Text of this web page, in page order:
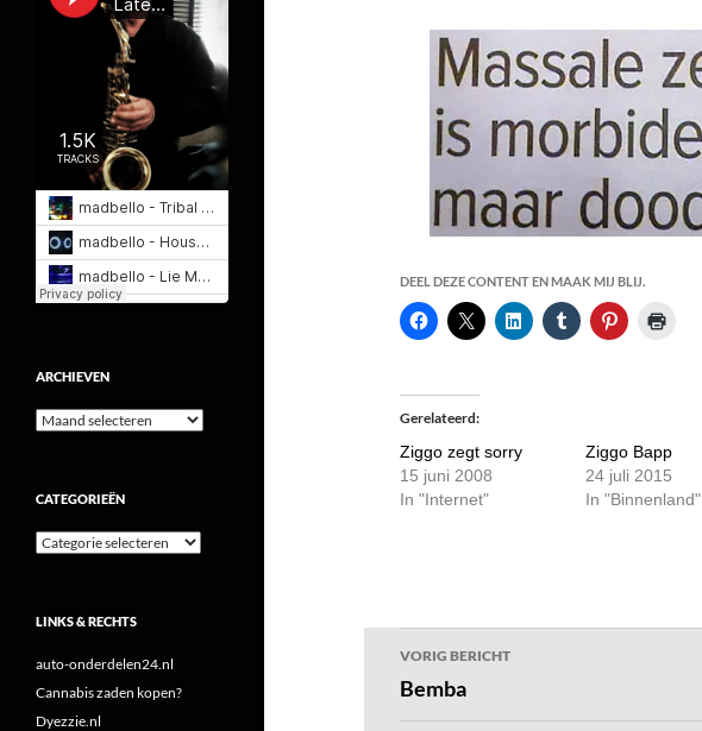
DEEL DEZE CONTENT EN MAAK MIJ BLIJ.
Gerelateerd
Ziggo zegt sorry
15 juni 2008
In "Internet"
Ziggo Bapp
24 juli 2015
In "Binnenland"
Bericht
navigatie
VORIG BERICHT
Bemba
ARCHIEVEN
Archieven
CATEGORIEËN
Categorieën
LINKS & RECHTS
auto-onderdelen24.nl
Cannabis zaden kopen?
Dyezzie.nl